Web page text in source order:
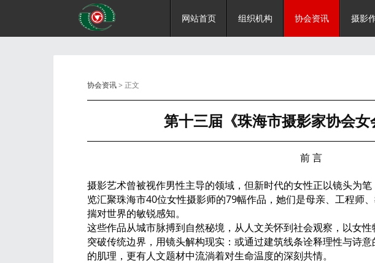
网站首页 组织机构 协会资讯 摄影
协会资讯> 正文
第十三届《珠海市摄影家协会女
前 言
摄影艺术曾被视作男性主导的领域，但新时代的女性正以镜头为
览汇聚珠海市40位女性摄影师的79幅作品，她们是母亲、工程师
揣对世界的敏锐感知。
这些作品从城市脉搏到自然秘境，从人文关怀到社会观察，以女性
突破传统边界，用镜头解构现实：或通过建筑线条诠释理性与诗
的肌理，更有人文题材中流淌着对生命温度的深刻共情。